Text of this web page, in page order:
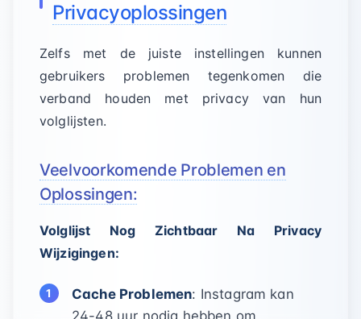
Privacyoplossingen
Zelfs met de juiste instellingen kunnen
gebruikers problemen tegenkomen die
verband houden met privacy van hun
volglijsten.
Veelvoorkomende Problemen en
Oplossingen:
Volglijst Nog Zichtbaar Na Privacy
Wijzigingen:
Cache Problemen: Instagram kan
24-48 uur nodig hebben om